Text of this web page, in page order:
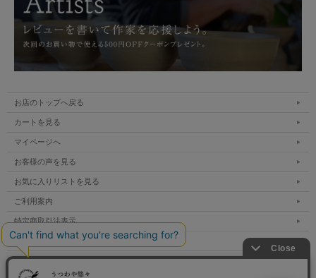
お店のトップへ戻る
カートを見る
マイページへ
お客様の声を見る
お気に入りリストを見る
ご利用案内
特定商取引法表示
個人情報の取扱い
サイトマップ